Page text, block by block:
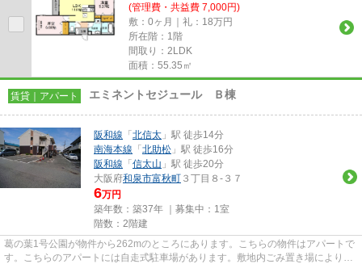
(管理費・共益費 7,000円)
敷：0ヶ月｜礼：18万円
所在階：1階
間取り：2LDK
面積：55.35㎡
賃貸｜アパート エミネントセジュール Ｂ棟
阪和線 「 北信太 」駅 徒歩14分
南海本線 「 北助松 」駅 徒歩16分
阪和線 「 信太山 」駅 徒歩20分
大阪府和泉市富秋町 ３丁目８-３７
6万円
築年数：築37年 ｜募集中： 1室
階数：2階建
葛の葉1号公園が物件から262mのところにあります。こちらの物件はアパートで
す。こちらのアパートには自走式駐車場があります。敷地内ごみ置き場により、